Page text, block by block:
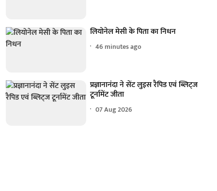
लियोनेल मेसी के पिता का निधन
46 minutes ago
प्रज्ञानानंदा ने सेंट लुइस रैपिड एवं ब्लिट्ज
टूर्नामेंट जीता
07 Aug 2026